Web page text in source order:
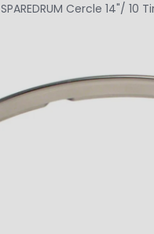
SPAREDRUM Cercle 14"/